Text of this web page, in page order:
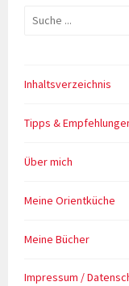
Suchen
Inhaltsverzeichnis
Tipps &
Über mich
Meine Orientküche
Meine Bücher
Impressum /